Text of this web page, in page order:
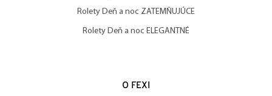
Rolety Deň a noc ZATEMŇUJÚCE
Rolety Deň a noc ELEGANTNÉ
O FEXI